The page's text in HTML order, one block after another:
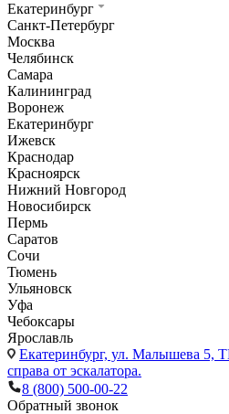
Екатеринбург
Санкт-Петербург
Москва
Челябинск
Самара
Калининград
Воронеж
Екатеринбург
Ижевск
Краснодар
Красноярск
Нижний Новгород
Новосибирск
Пермь
Саратов
Сочи
Тюмень
Ульяновск
Уфа
Чебоксары
Ярославль
Екатеринбург, ул. Малышева 5,
справа от эскалатора.
8 (800) 500-00-22
Обратный звонок